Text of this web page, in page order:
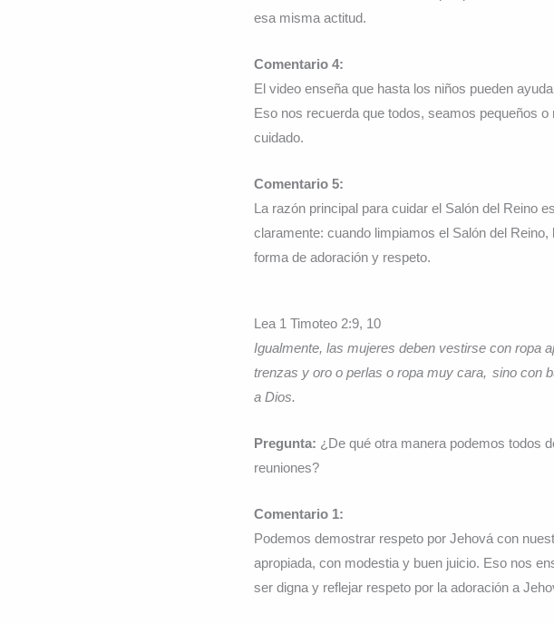
esa misma actitud.
Comentario 4:
El video enseña que hasta los niños pueden
Eso nos recuerda que todos, seamos pequeños
cuidado.
Comentario 5:
La razón principal para cuidar el Salón del Reino
claramente: cuando limpiamos el Salón del
forma de adoración y respeto.
Lea 1 Timoteo 2:9, 10
Igualmente, las mujeres deben vestirse con ropa
trenzas y oro o perlas o ropa muy cara, sino con
a Dios.
Pregunta: ¿De qué otra manera podemos todos
reuniones?
Comentario 1:
Podemos demostrar respeto por Jehová con
apropiada, con modestia y buen juicio. Eso nos
ser digna y reflejar respeto por la adoración a